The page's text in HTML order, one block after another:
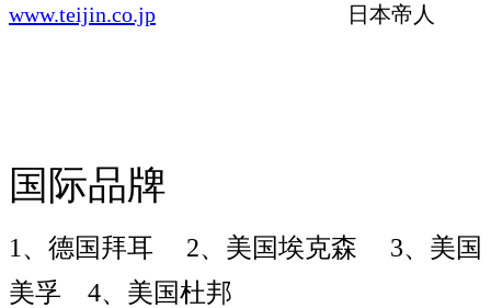
www.teijin.co.jp 日本帝人
国际品牌
1、德国拜耳 2、美国埃克森 3、美国
美孚 4、美国杜邦